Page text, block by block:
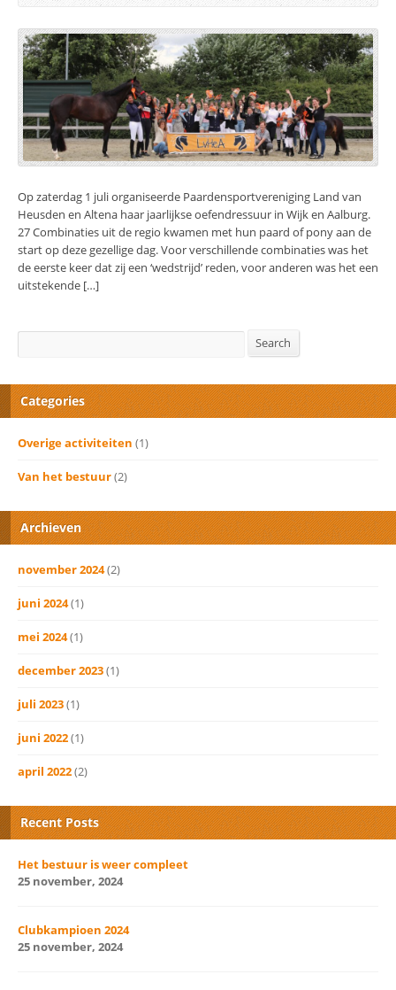
Op zaterdag 1 juli organiseerde Paardensportvereniging Land van
Heusden en Altena haar jaarlijkse oefendressuur in Wijk en Aalburg.
27 Combinaties uit de regio kwamen met hun paard of pony aan de
start op deze gezellige dag. Voor verschillende combinaties was het
de eerste keer dat zij een ‘wedstrijd’ reden, voor anderen was het een
uitstekende […]
Search
Categories
Overige activiteiten (1)
Van het bestuur(2)
Archieven
november 2024(2)
juni 2024(1)
mei 2024(1)
december 2023(1)
juli 2023(1)
juni 2022(1)
april 2022(2)
Recent Posts
Het bestuur is weer compleet
25 november, 2024
Clubkampioen 2024
25 november, 2024